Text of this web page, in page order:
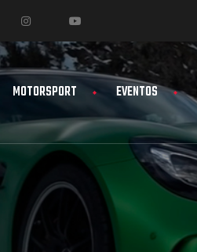
MOTORSPORT EVENTOS